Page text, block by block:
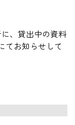
、貸出中の資料
てお知らせして